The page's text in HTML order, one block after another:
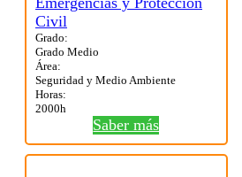
Grado:
Grado Medio
Área:
Seguridad y Medio Ambiente
Horas:
2000h
Saber más